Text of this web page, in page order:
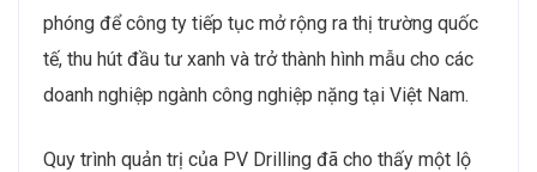
phóng để công ty tiếp tục mở rộng ra thị trường quốc
tế, thu hút đầu tư xanh và trở thành hình mẫu cho các
doanh nghiệp ngành công nghiệp nặng tại Việt Nam.
Quy trình quản trị của PV Drilling đã cho thấy một lộ